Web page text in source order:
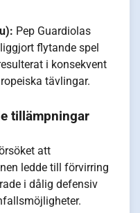
Pep Guardiolas
flytande spel
i konsekvent
tävlingar.
tillämpningar
att
ledde till förvirring
i dålig defensiv